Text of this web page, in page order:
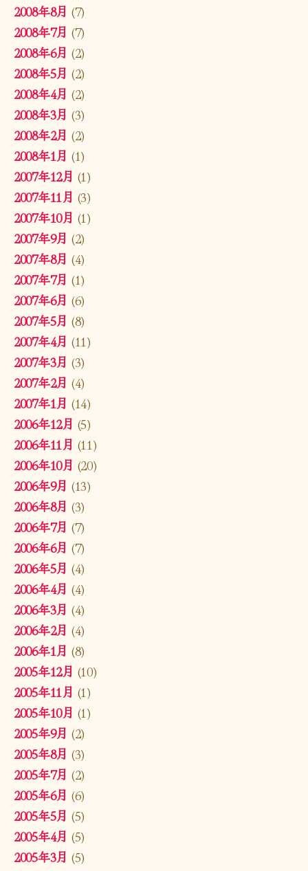
2008年8月 (7)
2008年7月 (7)
2008年6月 (2)
2008年5月 (2)
2008年4月 (2)
2008年3月 (3)
2008年2月 (2)
2008年1月 (1)
2007年12月 (1)
2007年11月 (3)
2007年10月 (1)
2007年9月 (2)
2007年8月 (4)
2007年7月 (1)
2007年6月 (6)
2007年5月 (8)
2007年4月 (11)
2007年3月 (3)
2007年2月 (4)
2007年1月 (14)
2006年12月 (5)
2006年11月 (11)
2006年10月 (20)
2006年9月 (13)
2006年8月 (3)
2006年7月 (7)
2006年6月 (7)
2006年5月 (4)
2006年4月 (4)
2006年3月 (4)
2006年2月 (4)
2006年1月 (8)
2005年12月 (10)
2005年11月 (1)
2005年10月 (1)
2005年9月 (2)
2005年8月 (3)
2005年7月 (2)
2005年6月 (6)
2005年5月 (5)
2005年4月 (5)
2005年3月 (5)